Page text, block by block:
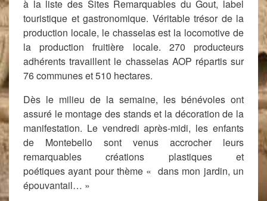
à la liste des Sites Remarquables du Gout, label
touristique et gastronomique. Véritable trésor de la
production locale, le chasselas est la locomotive de
la production fruitière locale. 270 producteurs
adhérents travaillent le chasselas AOP répartis sur
76 communes et 510 hectares.
Dès le milieu de la semaine, les bénévoles ont
assuré le montage des stands et la décoration de la
manifestation. Le vendredi après-midi, les enfants
de Montebello sont venus accrocher leurs
remarquables créations plastiques et
poétiques ayant pour thème « dans mon jardin, un
épouvantail… »